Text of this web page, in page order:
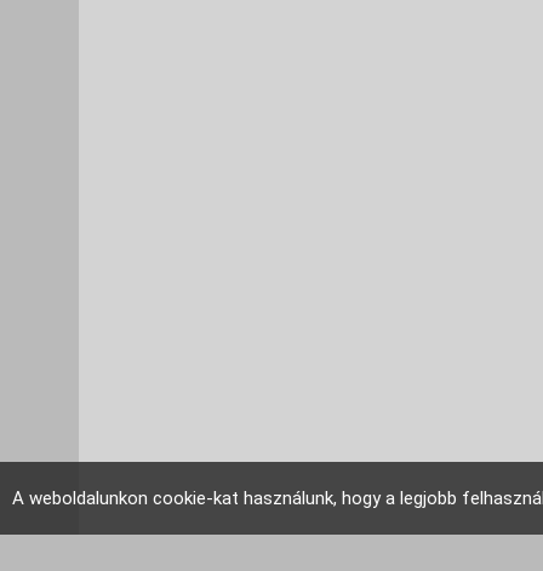
A weboldalunkon cookie-kat használunk, hogy a legjobb